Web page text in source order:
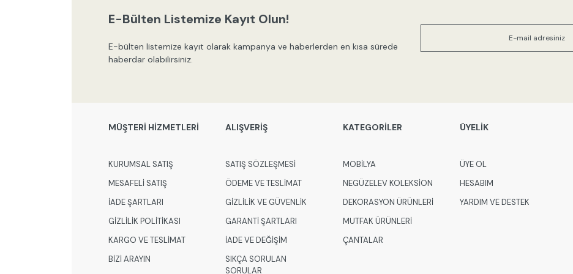
Ürün fiyatı diğer sitelerden daha pahalı.
E-Bülten Listemize Kayıt Olun!
E-bülten listemize kayıt olarak kampanya ve haberlerden en kısa sürede
haberdar olabilirsiniz.
MÜŞTERİ HİZMETLERİ
KURUMSAL SATIŞ
MESAFELİ SATIŞ
İADE ŞARTLARI
GİZLİLİK POLİTİKASI
KARGO VE TESLİMAT
BİZİ ARAYIN
ALIŞVERİŞ
SATIŞ SÖZLEŞMESİ
ÖDEME VE TESLİMAT
GİZLİLİK VE GÜVENLİK
GARANTİ ŞARTLARI
İADE VE DEĞİŞİM
SIKÇA SORULAN
SORULAR
KATEGORİLER
MOBİLYA
NEGÜZELEV KOLEKSİON
DEKORASYON ÜRÜNLERİ
MUTFAK ÜRÜNLERİ
ÇANTALAR
ÜYELİK
ÜYE OL
HESABIM
YARDIM VE DESTEK